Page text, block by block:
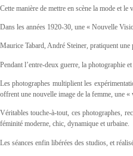
Cette manière de mettre en scène la mode et le
Dans les années 1920-30, une « Nouvelle
Maurice Tabard, André Steiner, pratiquent
Pendant l’entre-deux guerre, la photographie
Les photographes multiplient les
offrent une nouvelle image de la femme, une
Véritables touche-à-tout, ces photographes,
féminité moderne, chic, dynamique et urbaine.
Les séances enfin libérées des studios, et